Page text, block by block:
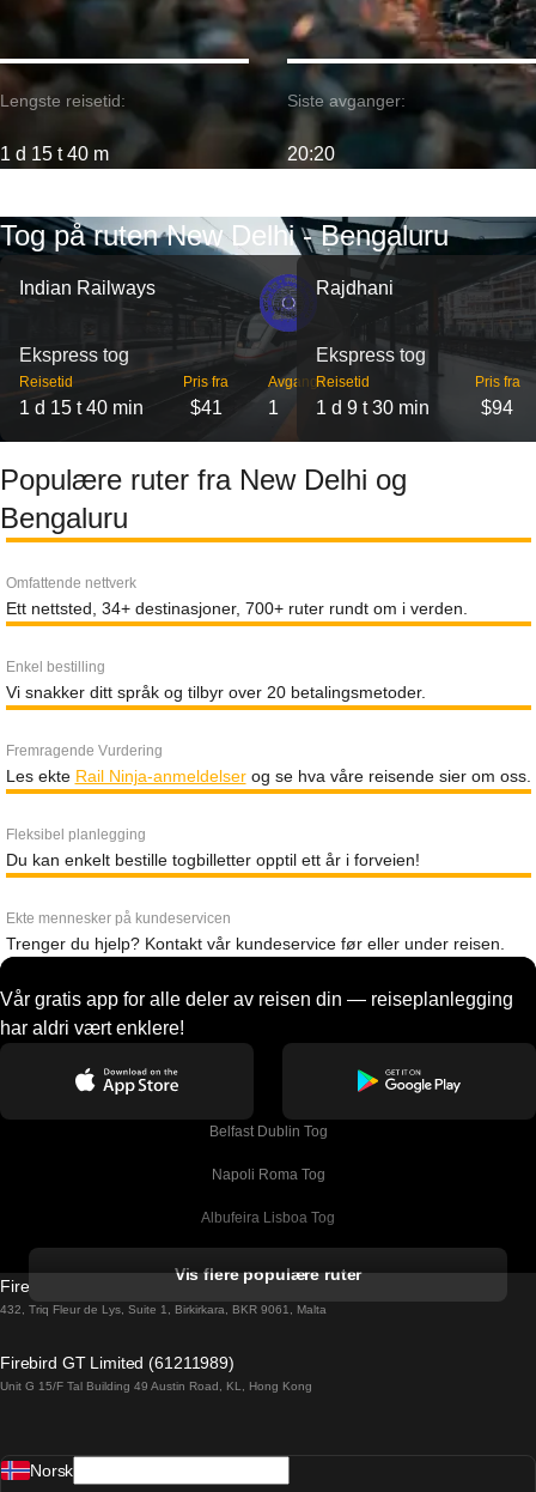
Lengste reisetid:
1 d 15 t 40 m
Siste avganger:
20:20
Tog på ruten New Delhi - Bengaluru
Indian Railways
Ekspress tog
Reisetid
1 d 15 t 40 min
Pris fra
$41
Avganger
1
Rajdhani
Ekspress tog
Reisetid
1 d 9 t 30 min
Pris fra
$94
Populære ruter fra New Delhi og
Bengaluru
Omfattende nettverk
Ett nettsted, 34+ destinasjoner, 700+ ruter rundt om i verden.
Enkel bestilling
Vi snakker ditt språk og tilbyr over 20 betalingsmetoder.
Fremragende Vurdering
Les ekte Rail Ninja-anmeldelserog se hva våre reisende sier om oss.
Fleksibel planlegging
Du kan enkelt bestille togbilletter opptil ett år i forveien!
Ekte mennesker på kundeservicen
Trenger du hjelp? Kontakt vår kundeservice før eller under reisen.
Vår gratis app for alle deler av reisen din — reiseplanlegging
har aldri vært enklere!
Belfast Dublin Tog
Napoli Roma Tog
Albufeira Lisboa Tog
Barcelona Madrid Tog
Barcelona Sevilla Tog
Vis flere populære ruter
Firebird GT Limited (OC 1451)
432, Triq Fleur de Lys, Suite 1, Birkirkara, BKR 9061, Malta
Firebird GT Limited (61211989)
Unit G 15/F Tal Building 49 Austin Road, KL, Hong Kong
Norsk